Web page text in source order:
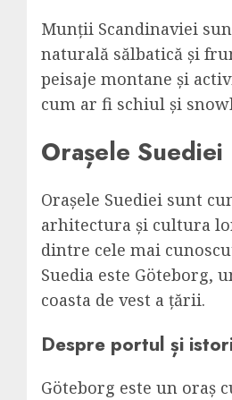
Munții Scandinaviei
naturală sălbatică și
peisaje montane și
cum ar fi schiul și
Orașele Suediei
Orașele Suediei sunt
arhitectura și cultura
dintre cele mai
Suedia este Göteborg,
coasta de vest a țării.
Despre portul și
Göteborg este un oraș